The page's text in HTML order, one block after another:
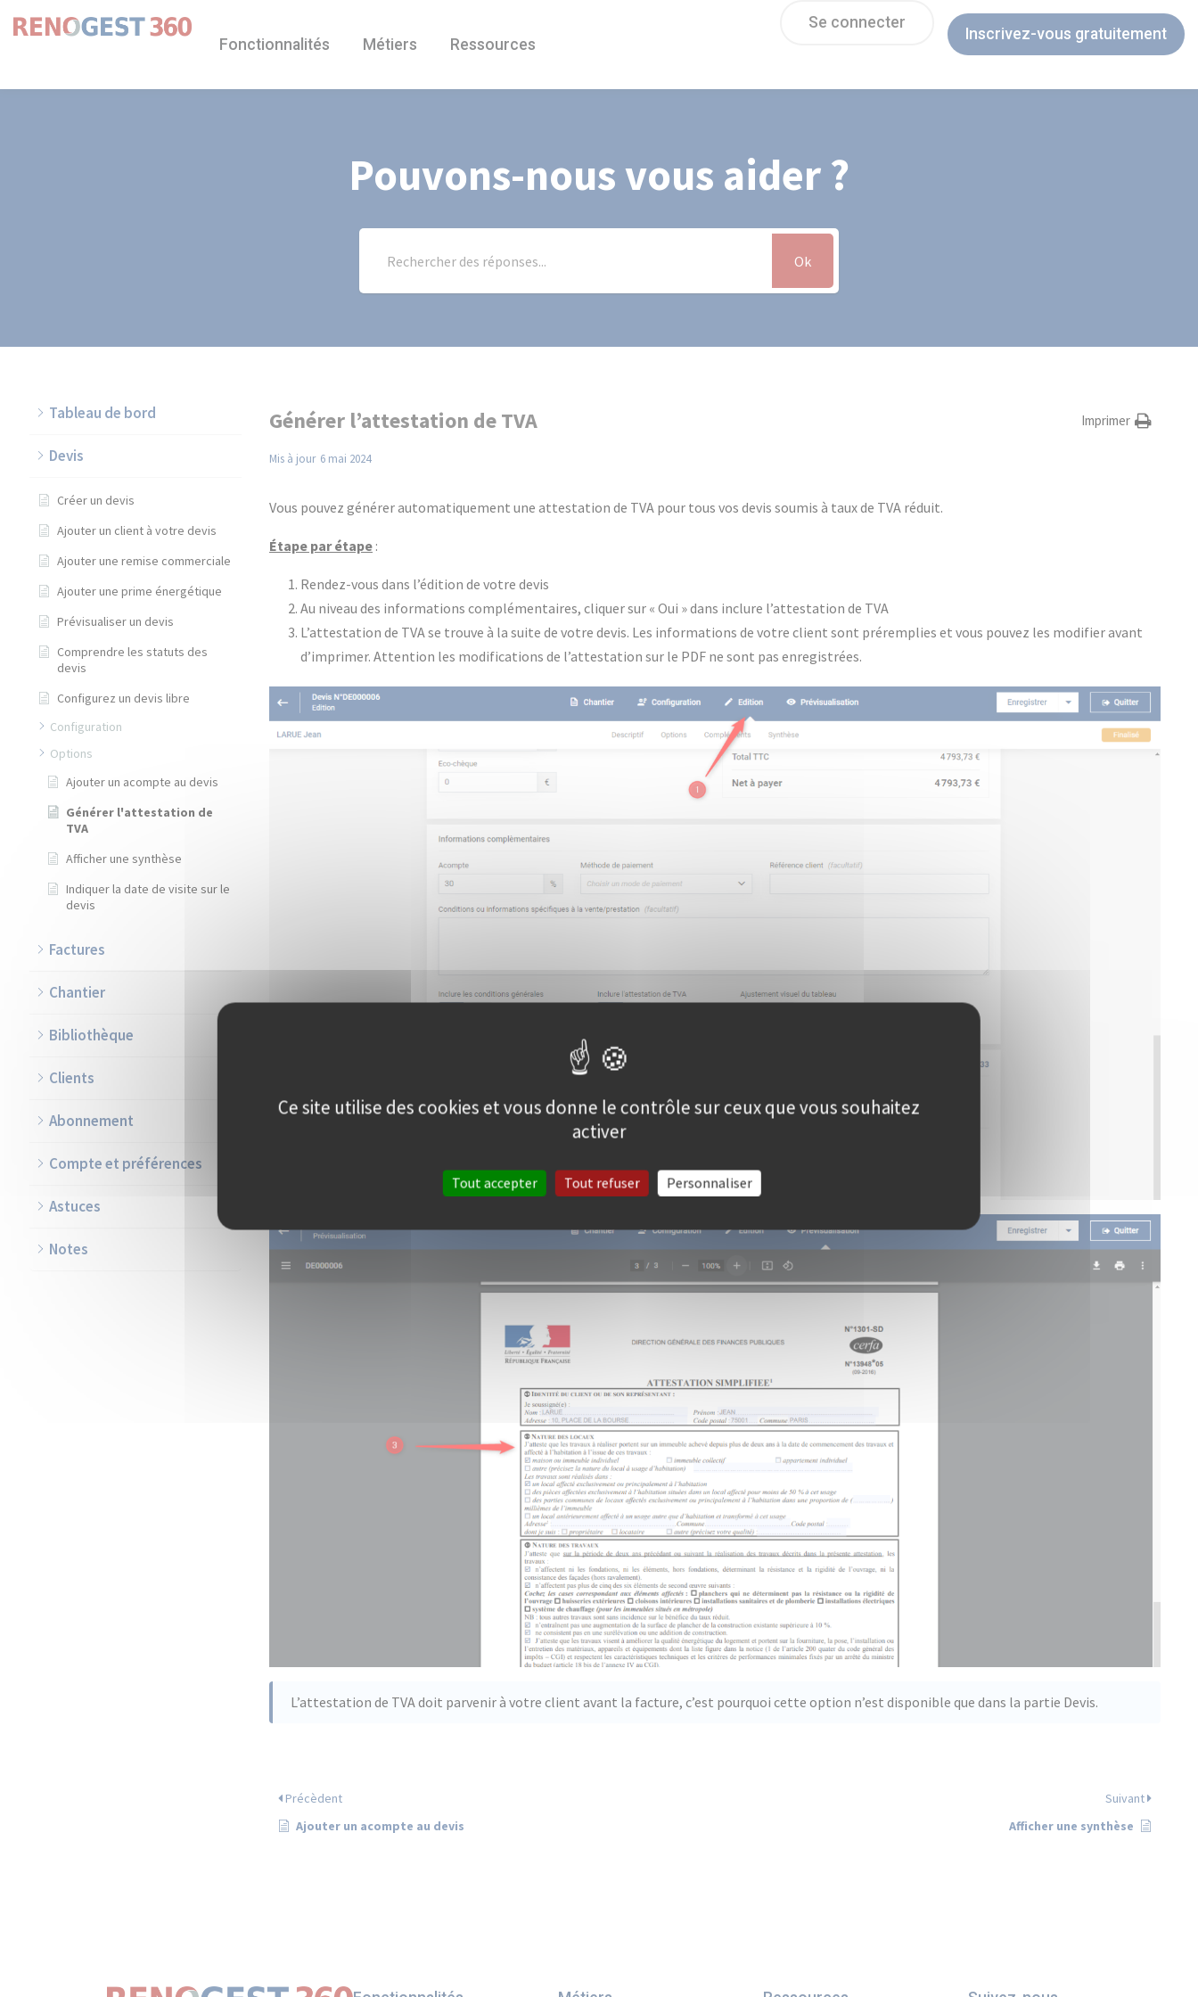
Fonctionnalités Métiers Ressources
Se connecter
Inscrivez-vous gratuitement
Pouvons-nous vous aider ?
Ok
Tableau de bord
Devis
Créer un devis
Ajouter un client à votre devis
Ajouter une remise commerciale
Ajouter une prime énergétique
Prévisualiser un devis
Comprendre les statuts des
devis
Configurez un devis libre
Configuration
Options
Ajouter un acompte au devis
Générer l'attestation de
TVA
Afficher une synthèse
Indiquer la date de visite sur le
devis
Factures
Chantier
Bibliothèque
Clients
Abonnement
Compte et préférences
Astuces
Notes
Générer l’attestation de TVA Imprimer
Mis à jour 6 mai 2024
Vous pouvez générer automatiquement une attestation de TVA pour tous vos devis soumis à taux de TVA réduit.
Étape par étape :
Rendez-vous dans l’édition de votre devis
Au niveau des informations complémentaires, cliquer sur « Oui » dans inclure l’attestation de TVA
L’attestation de TVA se trouve à la suite de votre devis. Les informations de votre client sont préremplies et vous pouvez les modifier avant
d’imprimer. Attention les modifications de l’attestation sur le PDF ne sont pas enregistrées.
L’attestation de TVA doit parvenir à votre client avant la facture, c’est pourquoi cette option n’est disponible que dans la partie Devis.
Précèdent
Ajouter un acompte au devis
Suivant
Afficher une synthèse
Ce site utilise des cookies et vous donne le contrôle sur ceux que vous souhaitez
activer
Tout accepter Tout refuser Personnaliser